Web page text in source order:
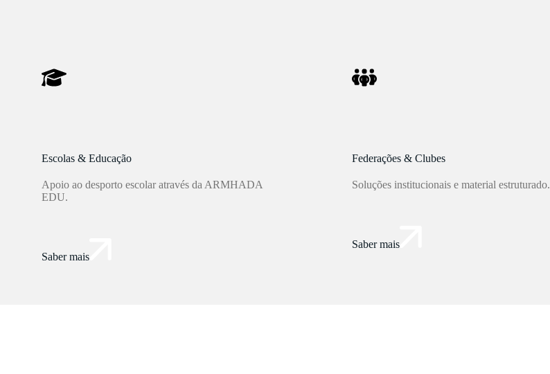
Escolas & Educação
Apoio ao desporto escolar através da ARMHADA
EDU.
Saber mais
Federações & Clubes
Soluções institucionais e material estruturado.
Saber mais